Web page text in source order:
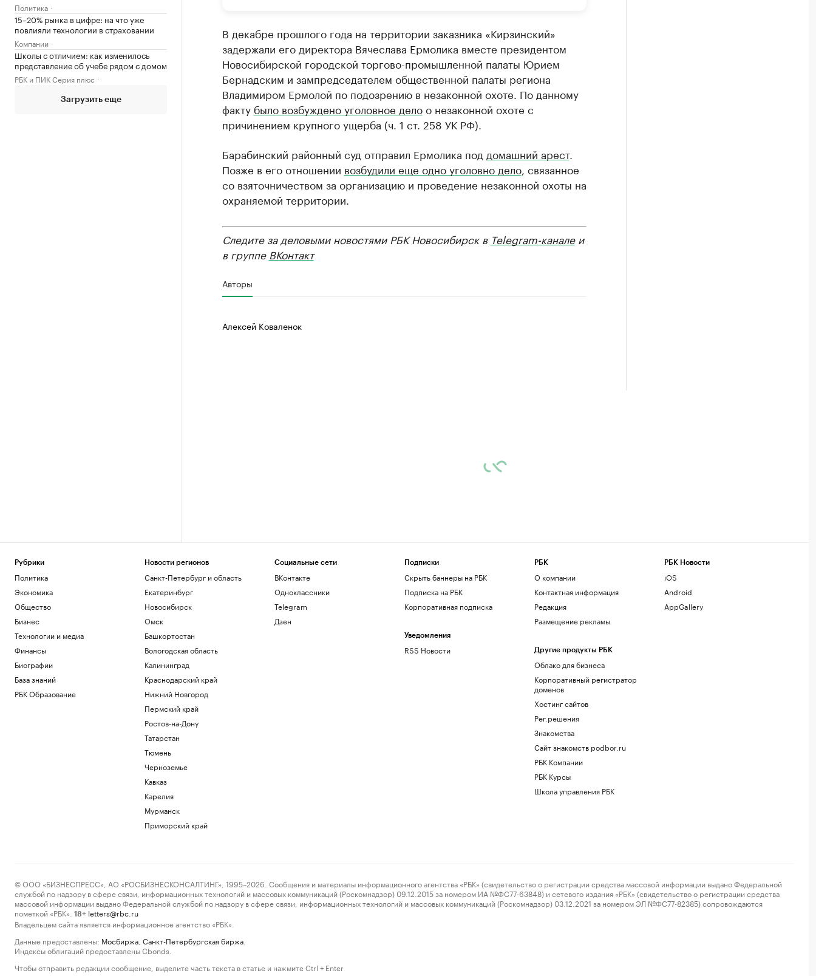
Политика
15–20% рынка в цифре: на что уже
повлияли технологии в страховании
Компании
Школы с отличием: как изменилось
представление об учебе рядом с домом
РБК и ПИК Серия плюс
Загрузить еще
В декабре прошлого года на территории заказника «Кирзинский»
задержали его директора Вячеслава Ермолика вместе президентом
Новосибирской городской торгово-промышленной палаты Юрием
Бернадским и зампредседателем общественной палаты региона
Владимиром Ермолой по подозрению в незаконной охоте. По данному
факту было возбуждено уголовное делоо незаконной охоте с
причинением крупного ущерба (ч. 1 ст. 258 УК РФ).
Барабинский районный суд отправил Ермолика под домашний арест.
Позже в его отношении возбудили еще одно уголовно дело, связанное
со взяточничеством за организацию и проведение незаконной охоты на
охраняемой территории.
Следите за деловыми новостями РБК Новосибирск в Telegram-каналеи
в группе ВКонтакт
Авторы
Алексей Коваленок
Рубрики
Политика
Экономика
Общество
Бизнес
Технологии и медиа
Финансы
Биографии
База знаний
РБК Образование
Новости регионов
Санкт-Петербург и область
Екатеринбург
Новосибирск
Омск
Башкортостан
Вологодская область
Калининград
Краснодарский край
Нижний Новгород
Пермский край
Ростов-на-Дону
Татарстан
Тюмень
Черноземье
Кавказ
Карелия
Мурманск
Приморский край
Социальные сети
ВКонтакте
Одноклассники
Telegram
Дзен
Подписки
Скрыть баннеры на РБК
Подписка на РБК
Корпоративная подписка
Уведомления
RSS Новости
РБК
О компании
Контактная информация
Редакция
Размещение рекламы
Другие продукты РБК
Облако для бизнеса
Корпоративный регистратор
доменов
Хостинг сайтов
Рег.решения
Знакомства
Сайт знакомств podbor.ru
РБК Компании
РБК Курсы
Школа управления РБК
РБК Новости
iOS
Android
AppGallery
© ООО «БИЗНЕСПРЕСС», АО «РОСБИЗНЕСКОНСАЛТИНГ», 1995–2026. Сообщения и материалы информационного агентства «РБК» (свидетельство о регистрации средства массовой информации выдано Федеральной
службой по надзору в сфере связи, информационных технологий и массовых коммуникаций (Роскомнадзор) 09.12.2015 за номером ИА №ФС77-63848) и сетевого издания «РБК» (свидетельство о регистрации средства
массовой информации выдано Федеральной службой по надзору в сфере связи, информационных технологий и массовых коммуникаций (Роскомнадзор) 03.12.2021 за номером ЭЛ №ФС77-82385) сопровождаются
пометкой «РБК».
18+ letters@rbc.ru
Владельцем сайта является информационное агентство «РБК».
Данные предоставлены: Мосбиржа Санкт-Петербургская биржа
Индексы облигаций предоставлены Cbonds.
Чтобы отправить редакции сообщение, выделите часть текста в статье и нажмите Ctrl + Enter